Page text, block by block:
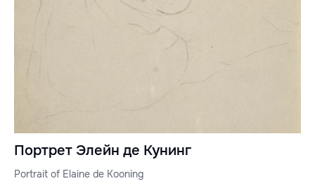
Портрет Элейн де Кунинг
Portrait of Elaine de Kooning